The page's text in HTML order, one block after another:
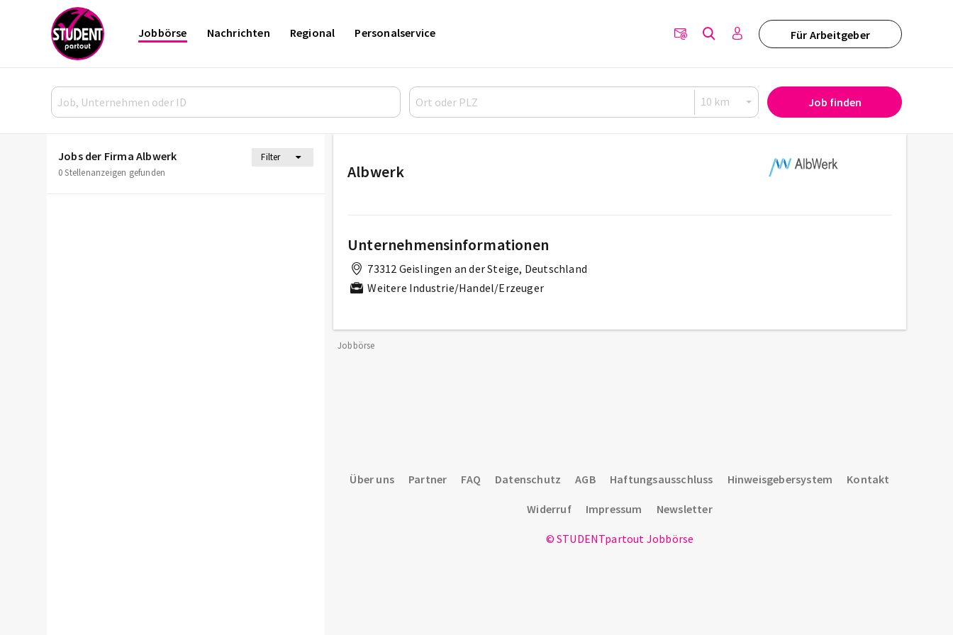
Für Arbeitgeber
Jobbörse Nachrichten Regional Personalservice
Job finden
Jobs der Firma Albwerk
Filter
0 Stellenanzeigen gefunden
Albwerk
Unternehmensinformationen
73312 Geislingen an der Steige, Deutschland
Weitere Industrie/Handel/Erzeuger
Jobbörse
Über uns Partner FAQ Datenschutz AGB Haftungsausschluss Hinweisgebersystem Kontakt
Widerruf Impressum Newsletter
© STUDENTpartout Jobbörse